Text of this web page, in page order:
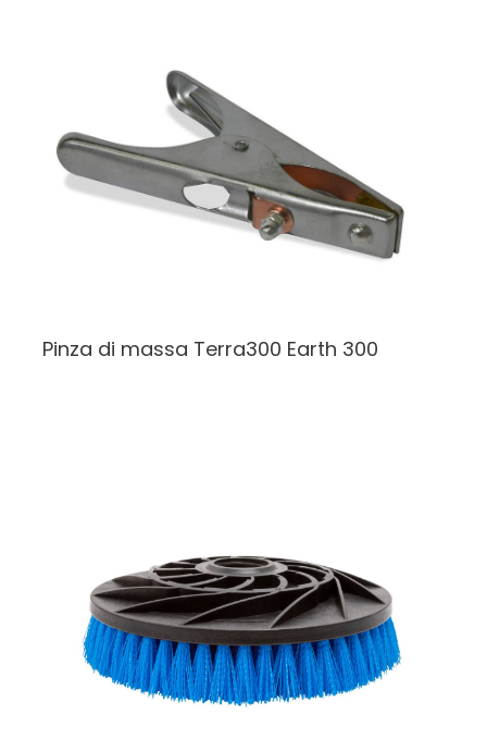
Pinza di massa Terra300 Earth 300